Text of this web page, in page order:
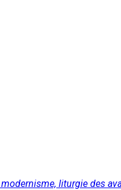
liturgie des